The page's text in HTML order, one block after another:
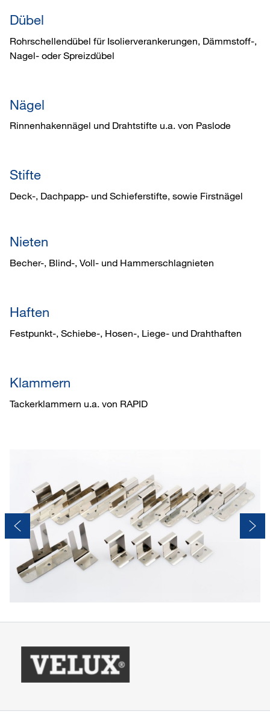
Dübel
Rohrschellendübel für Isolierverankerungen, Dämmstoff-,
Nagel- oder Spreizdübel
Nägel
Rinnenhakennägel und Drahtstifte u.a. von Paslode
Stifte
Deck-, Dachpapp- und Schieferstifte, sowie Firstnägel
Nieten
Becher-, Blind-, Voll- und Hammerschlagnieten
Haften
Festpunkt-, Schiebe-, Hosen-, Liege- und Drahthaften
Klammern
Tackerklammern u.a. von RAPID